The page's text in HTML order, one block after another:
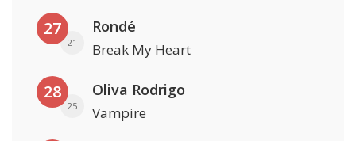
27
21
Rondé
Break My Heart
28
25
Oliva Rodrigo
Vampire